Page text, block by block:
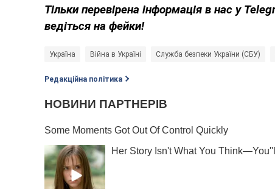
Тільки перевірена інформація в нас у
ведіться на фейки!
Україна Війна в Україні Служба безпеки України (СБУ)
Редакційна політика